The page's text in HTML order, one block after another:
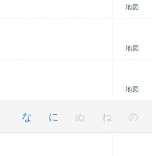
地図
地図
地図
な に ぬ ね の